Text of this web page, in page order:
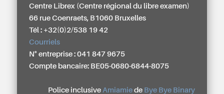
Centre Librex (Centre régional du libre examen)
66 rue Coenraets, B1060 Bruxelles
Tél : +32(0)2/538 19 42
Courriels
N° entreprise : 041 847 9675
Compte bancaire: BE05-0680-6844-8075
Police inclusive Amiamiede Bye Bye Binary